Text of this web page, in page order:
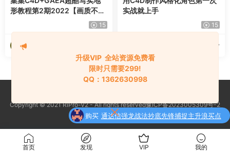
形教程第2期2022【画质不错
15
海淘资源网
实战就上手
15
2024-10-07
Copyright © 2021 RiPro-V2 - All rights reserved豫ICP备2023005309号-2
京公网安备 188888888
首页 发现 VIP 我的
升级VIP 全站资源免费看
限时只需要299!
QQ：1362630998
了
全套指标公式
购买
了
财学堂高亮-闪亮之星趋势王者全套课程
（指标+日报+小班课）
升级了 终身VIP